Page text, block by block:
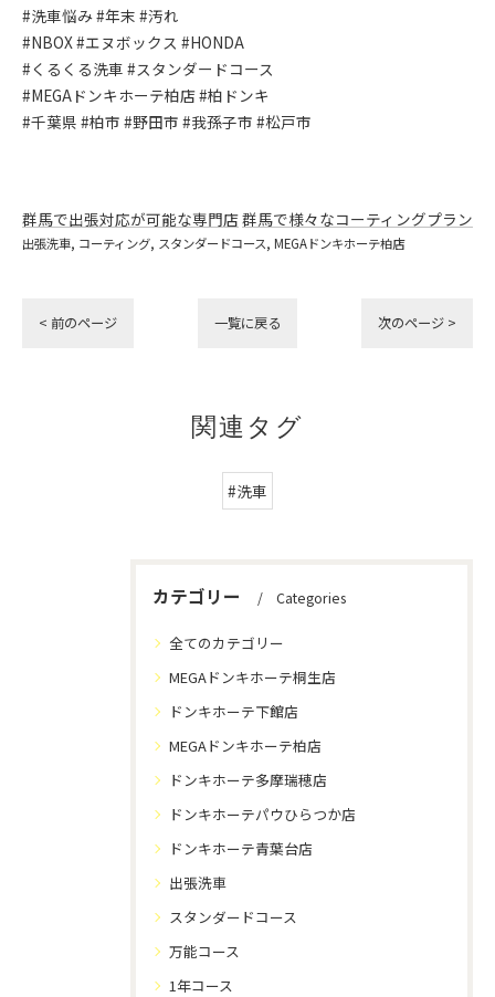
#洗車悩み #年末 #汚れ
#NBOX #エヌボックス #HONDA
#くるくる洗車 #スタンダードコース
#MEGAドンキホーテ柏店 #柏ドンキ
#千葉県 #柏市 #野田市 #我孫子市 #松戸市
群馬で出張対応が可能な専門店群馬で様々なコーティングプラン
出張洗車 コーティング スタンダードコース MEGAドンキホーテ柏店
< 前のページ 一覧に戻る 次のページ >
関連タグ
#洗車
カテゴリー Categories
全てのカテゴリー
MEGAドンキホーテ桐生店
ドンキホーテ下館店
MEGAドンキホーテ柏店
ドンキホーテ多摩瑞穂店
ドンキホーテパウひらつか店
ドンキホーテ青葉台店
出張洗車
スタンダードコース
万能コース
1年コース